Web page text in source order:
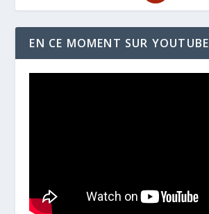
EN CE MOMENT SUR YOUTUBE